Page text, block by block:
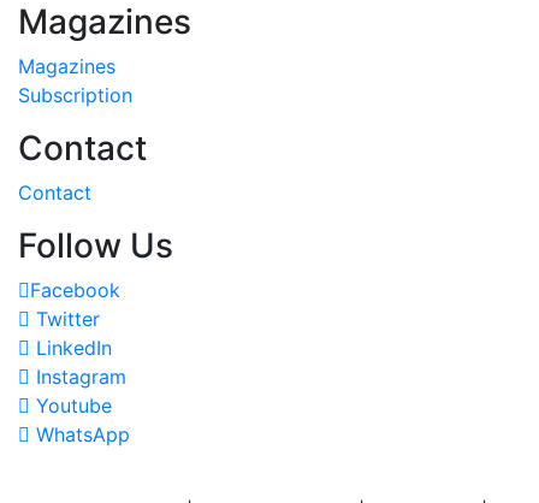
Magazines
Magazines
Subscription
Contact
Contact
Follow Us
Facebook
Twitter
LinkedIn
Instagram
Youtube
WhatsApp